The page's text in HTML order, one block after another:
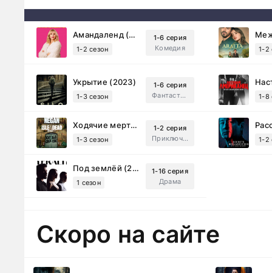
Амандаленд (2025)
1-2 сезон
1-6 серия
Комедия
1-2
Укрытие (2023)
1-3 сезон
1-6 серия
Фантастика, Триллер, Драма
1-8
Ходячие мертвецы: Мертвый город (2023)
1-3 сезон
1-2 серия
Приключения, Ужасы, Триллер
1-2
Под землёй (2026)
1 сезон
1-16 серия
Драма
Скоро на сайте